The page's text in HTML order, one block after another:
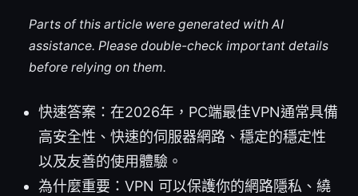
Parts of this article were generated with AI
assistance. Please double-check important details
before relying on them.
快速答案：在2026年，PC端最佳VPN通常具備
高安全性、快速的伺服器網路、穩定的穩定性
以及友善的使用體驗。
為什麼重要：VPN 可以保護你的網路隱私、繞